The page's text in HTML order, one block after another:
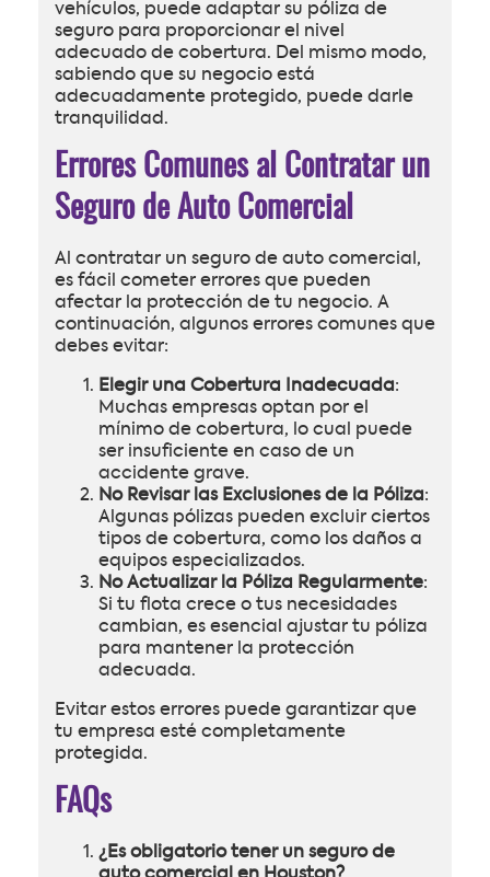
vehículos, puede adaptar su póliza de
seguro para proporcionar el nivel
adecuado de cobertura. Del mismo modo,
sabiendo que su negocio está
adecuadamente protegido, puede darle
tranquilidad.
Errores Comunes al Contratar un
Seguro de Auto Comercial
Al contratar un seguro de auto comercial,
es fácil cometer errores que pueden
afectar la protección de tu negocio. A
continuación, algunos errores comunes que
debes evitar:
Elegir una Cobertura Inadecuada:
Muchas empresas optan por el
mínimo de cobertura, lo cual puede
ser insuficiente en caso de un
accidente grave.
No Revisar las Exclusiones de la Póliza:
Algunas pólizas pueden excluir ciertos
tipos de cobertura, como los daños a
equipos especializados.
No Actualizar la Póliza Regularmente:
Si tu flota crece o tus necesidades
cambian, es esencial ajustar tu póliza
para mantener la protección
adecuada.
Evitar estos errores puede garantizar que
tu empresa esté completamente
protegida.
FAQs
¿Es obligatorio tener un seguro de